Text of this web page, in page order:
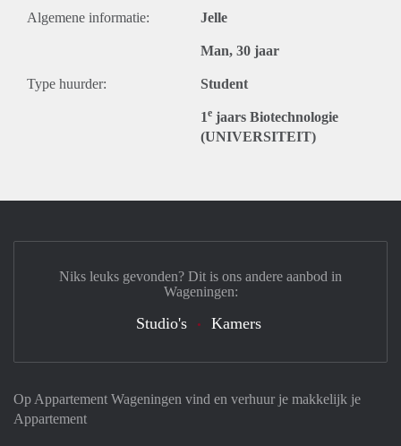
Algemene informatie: Jelle
Man, 30 jaar
Type huurder: Student
1e jaars Biotechnologie
(UNIVERSITEIT)
Op Appartement Wageningen vind en verhuur je makkelijk je
Appartement
Niks leuks gevonden? Dit is ons andere aanbod in
Wageningen:
Studio's Kamers